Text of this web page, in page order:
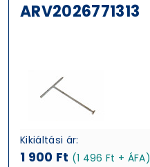
ARV2026771313
Kikiáltási ár:
1 900 Ft (1 496 Ft + ÁFA)